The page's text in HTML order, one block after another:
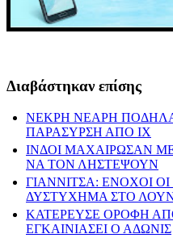
Διαβάστηκαν επίσης
ΝΕΚΡΗ ΝΕΑΡΗ
ΠΑΡΑΣΥΡΣΗ ΑΠΟ ΙΧ
ΙΝΔΟΙ ΜΑΧΑΙΡΩΣΑΝ
ΝΑ ΤΟΝ ΛΗΣΤΕΨΟΥΝ
ΓΙΑΝΝΙΤΣΑ: ΕΝΟΧΟΙ
ΔΥΣΤΥΧΗΜΑ ΣΤΟ
ΚΑΤΕΡΕΥΣΕ ΟΡΟΦΗ
ΕΓΚΑΙΝΙΑΣΕΙ Ο ΑΔΩΝΙΣ